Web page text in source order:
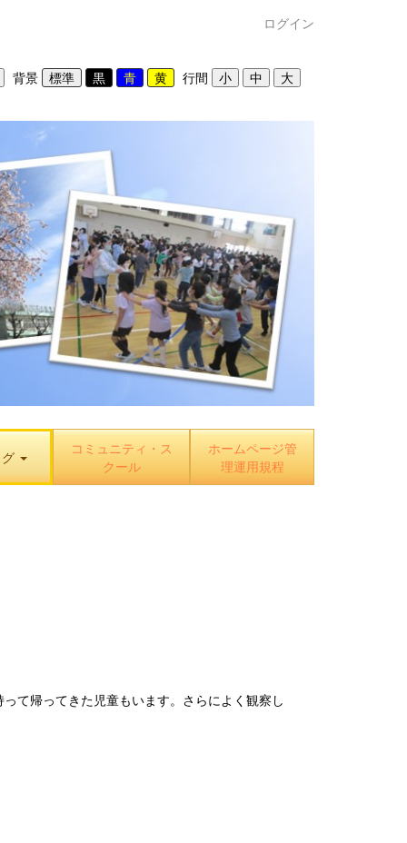
ログイン
背景 行間
コミュニティ・ス
クール
ホームページ管
理運用規程
て帰ってきた児童もいます。さらによく観察し